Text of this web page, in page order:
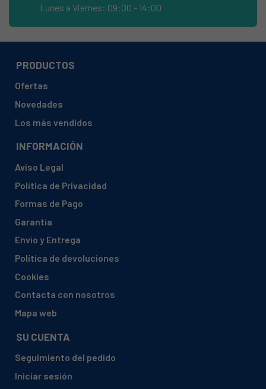
Lunes a Viernes: 09:00 - 14:00
PRODUCTOS
Ofertas
Novedades
Los más vendidos
INFORMACIÓN
Aviso Legal
Política de Privacidad
Formas de Pago
Garantía
Envío y Entrega
Política de devoluciones
Cookies
Contacta con nosotros
Mapa web
SU CUENTA
Seguimiento del pedido
Iniciar sesión